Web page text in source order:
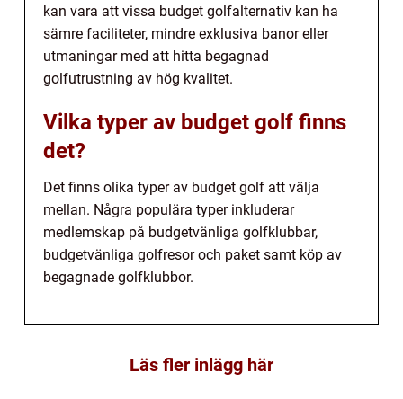
kan vara att vissa budget golfalternativ kan ha
sämre faciliteter, mindre exklusiva banor eller
utmaningar med att hitta begagnad
golfutrustning av hög kvalitet.
Vilka typer av budget golf finns
det?
Det finns olika typer av budget golf att välja
mellan. Några populära typer inkluderar
medlemskap på budgetvänliga golfklubbar,
budgetvänliga golfresor och paket samt köp av
begagnade golfklubbor.
Läs fler inlägg här